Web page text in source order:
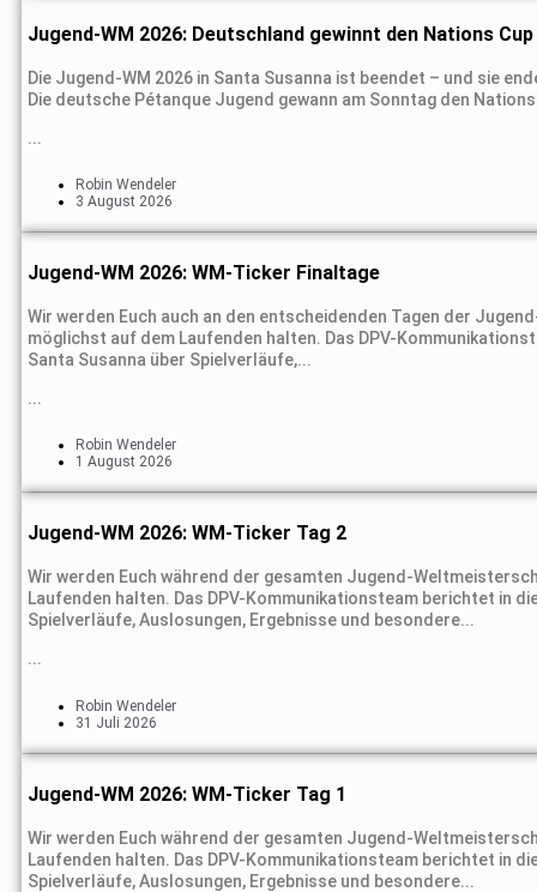
Jugend-WM 2026: Deutschland gewinnt den Nations
Die Jugend-WM 2026 in Santa Susanna ist beendet – und sie
Die deutsche Pétanque Jugend gewann am Sonntag den
...
Robin Wendeler
3 August 2026
Jugend-WM 2026: WM-Ticker Finaltage
Wir werden Euch auch an den entscheidenden Tagen der
möglichst auf dem Laufenden halten. Das DPV-
Santa Susanna über Spielverläufe,...
...
Robin Wendeler
1 August 2026
Jugend-WM 2026: WM-Ticker Tag 2
Wir werden Euch während der gesamten Jugend-
Laufenden halten. Das DPV-Kommunikationsteam berichtet in
Spielverläufe, Auslosungen, Ergebnisse und besondere...
...
Robin Wendeler
31 Juli 2026
Jugend-WM 2026: WM-Ticker Tag 1
Wir werden Euch während der gesamten Jugend-
Laufenden halten. Das DPV-Kommunikationsteam berichtet in
Spielverläufe, Auslosungen, Ergebnisse und besondere...